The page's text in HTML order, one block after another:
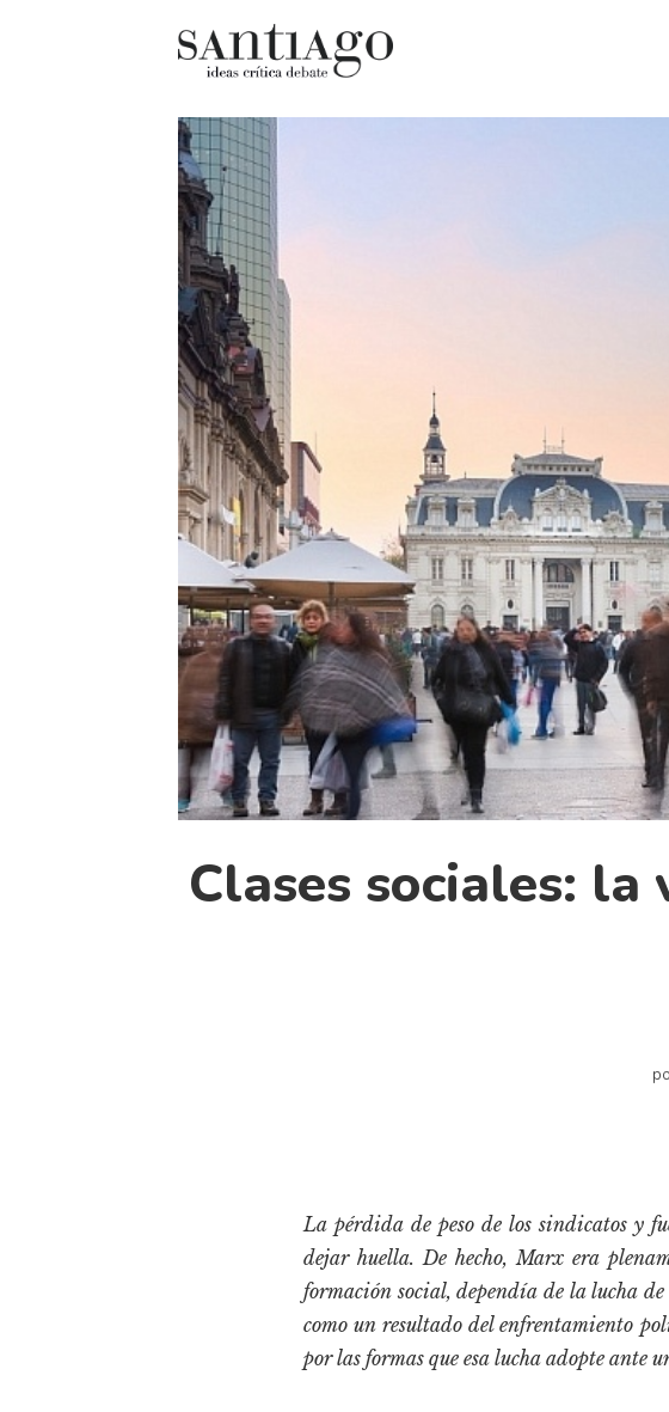
Actualidad
Archivo Cenfoto-UDP
Arquetipos de situación
Artes visuales
Ciencia
Cine y televisión
Ciudad
Cómics
Críticas
Historia material de
Lagunas mentales
Libros
Clases sociales:
La pérdida de peso de los sindicatos y
dejar huella. De hecho, Marx era
formación social, dependía de la lucha de
como un resultado del enfrentamiento
por las formas que esa lucha adopte ante